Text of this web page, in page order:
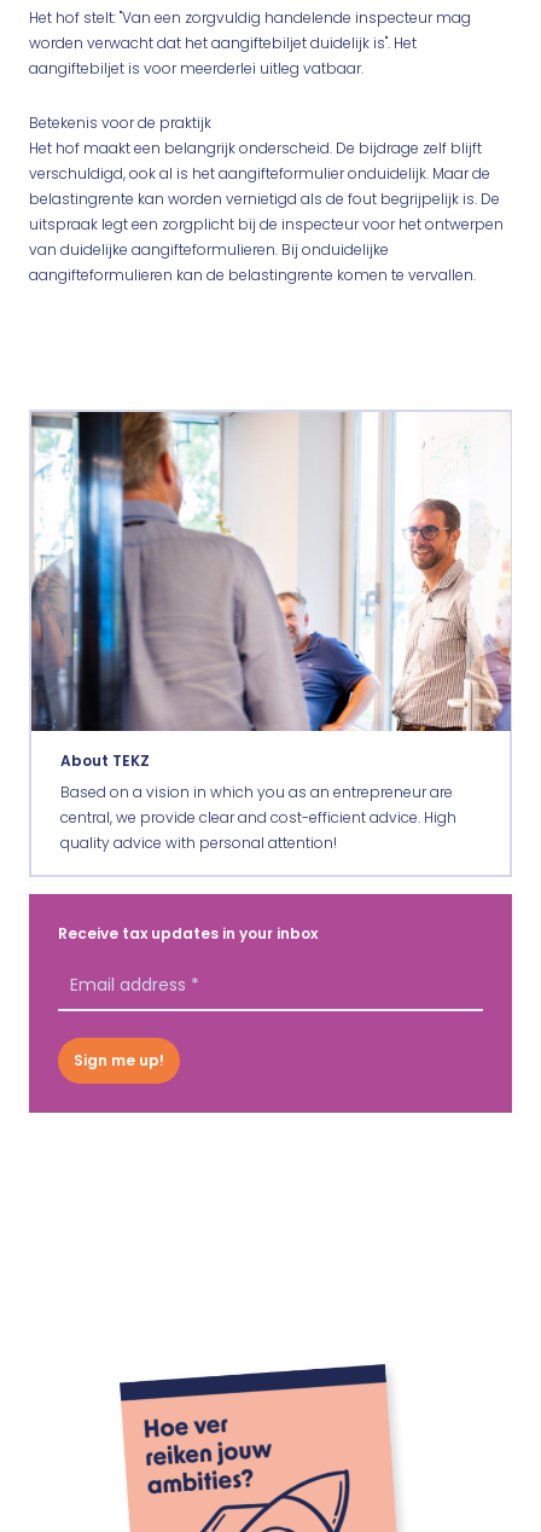
Het hof stelt: "Van een zorgvuldig handelende inspecteur mag
worden verwacht dat het aangiftebiljet duidelijk is". Het
aangiftebiljet is voor meerderlei uitleg vatbaar.
Betekenis voor de praktijk
Het hof maakt een belangrijk onderscheid. De bijdrage zelf blijft
verschuldigd, ook al is het aangifteformulier onduidelijk. Maar de
belastingrente kan worden vernietigd als de fout begrijpelijk is. De
uitspraak legt een zorgplicht bij de inspecteur voor het ontwerpen
van duidelijke aangifteformulieren. Bij onduidelijke
aangifteformulieren kan de belastingrente komen te vervallen.
About TEKZ
Based on a vision in which you as an entrepreneur are
central, we provide clear and cost-efficient advice. High
quality advice with personal attention!
Receive tax updates in your inbox
Sign me up!